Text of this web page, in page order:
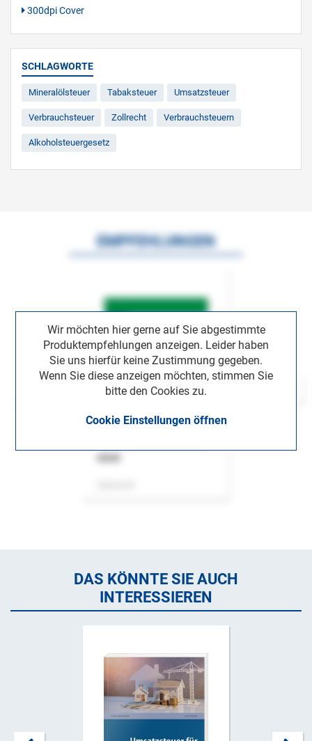
300dpi Cover
SCHLAGWORTE
Mineralölsteuer Tabaksteuer Umsatzsteuer
Verbrauchsteuer Zollrecht Verbrauchsteuern
Alkoholsteuergesetz
Wir möchten hier gerne auf Sie abgestimmte
Produktempfehlungen anzeigen. Leider haben
Sie uns hierfür keine Zustimmung gegeben.
Wenn Sie diese anzeigen möchten, stimmen Sie
bitte den Cookies zu.
Cookie Einstellungen öffnen
EMPFEHLUNGEN
DAS KÖNNTE SIE AUCH
INTERESSIEREN